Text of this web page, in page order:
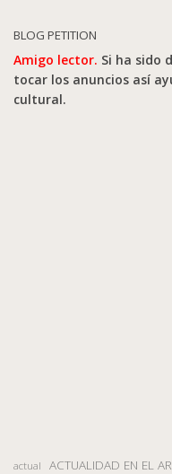
BLOG PETITION
Amigo lector. Si ha sido
tocar los anuncios así
cultural.
actual ACTUALIDAD EN EL